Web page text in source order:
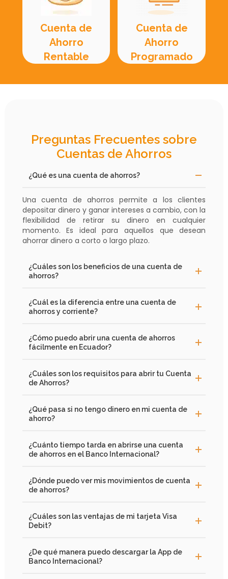
Cuenta de
Ahorro
Rentable
Cuenta de
Ahorro
Programado
Preguntas Frecuentes sobre
Cuentas de Ahorros
¿Qué es una cuenta de ahorros?
Una cuenta de ahorros permite a los clientes
depositar dinero y ganar intereses a cambio, con la
flexibilidad de retirar su dinero en cualquier
momento. Es ideal para aquellos que desean
ahorrar dinero a corto o largo plazo.
¿Cuáles son los beneficios de una cuenta de
ahorros?
¿Cuál es la diferencia entre una cuenta de
ahorros y corriente?
¿Cómo puedo abrir una cuenta de ahorros
fácilmente en Ecuador?
¿Cuáles son los requisitos para abrir tu Cuenta
de Ahorros?
¿Qué pasa si no tengo dinero en mi cuenta de
ahorro?
¿Cuánto tiempo tarda en abrirse una cuenta
de ahorros en el Banco Internacional?
¿Dónde puedo ver mis movimientos de cuenta
de ahorros?
¿Cuáles son las ventajas de mi tarjeta Visa
Debit?
¿De qué manera puedo descargar la App de
Banco Internacional?